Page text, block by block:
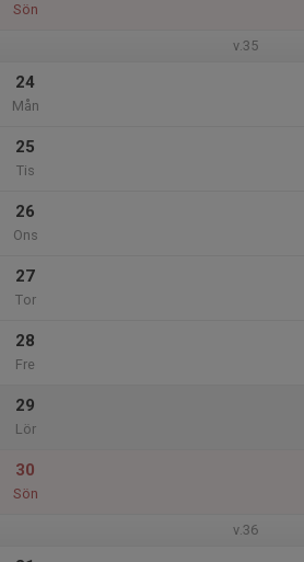
Sön
v.35
24
Mån
25
Tis
26
Ons
27
Tor
28
Fre
29
Lör
30
Sön
v.36